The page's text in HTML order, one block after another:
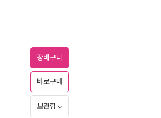
장바구니
바로구매
보관함